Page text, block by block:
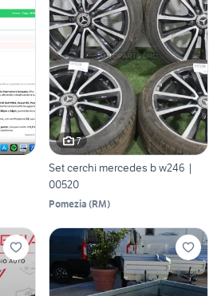
7
Set cerchi mercedes b w246 |
00520
Pomezia (RM)